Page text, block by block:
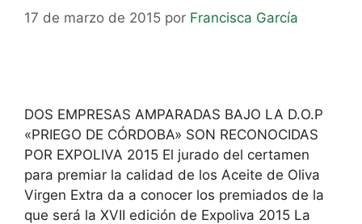
17 de marzo de 2015 por Francisca García
DOS EMPRESAS AMPARADAS BAJO LA D.O.P
«PRIEGO DE CÓRDOBA» SON RECONOCIDAS
POR EXPOLIVA 2015 El jurado del certamen
para premiar la calidad de los Aceite de Oliva
Virgen Extra da a conocer los premiados de la
que será la XVII edición de Expoliva 2015 La